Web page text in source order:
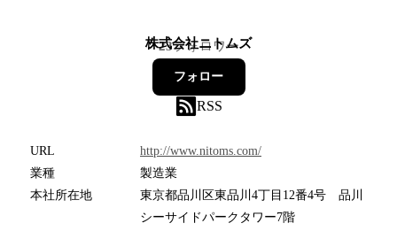
株式会社ニトムズ
23フォロワー
フォロー
RSS
URL
http://www.nitoms.com/
業種
製造業
本社所在地
東京都品川区東品川4丁目12番4号 品川
シーサイドパークタワー7階